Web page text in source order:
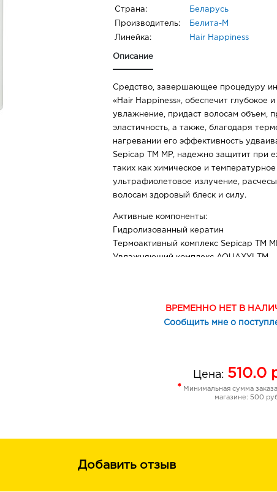
Страна: Беларусь
Производитель: Белита-М
Линейка: Hair Happiness
Описание
Средство, завершающее процедуру
«Hair Happiness», обеспечит глубокое
увлажнение, придаст волосам объем,
эластичность, а также, благодаря
нагревании его эффективность
Sepicap TM MP, надежно защитит при
таких как химическое и
ультрафиолетовое излучение,
волосам здоровый блеск и силу.
Активные компоненты:
Гидролизованный кератин
Термоактивный комплекс Sepicap TM
Увлажняющий комплекс AQUAXYLТМ
Защищает волосы при экстремальных
воздействиях
ВРЕМЕННО НЕТ В
Сообщить мне о
Цена: 510.0
* Минимальная сумма
магазине: 500
Добавить отзыв